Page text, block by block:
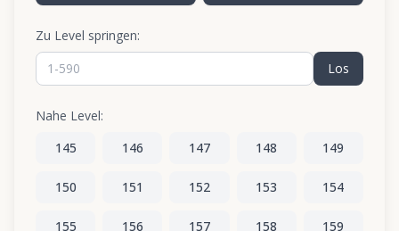
Zu Level springen:
Los
Nahe Level:
145
146 147 148 149
150 151 152 153 154
155 156 157 158 159